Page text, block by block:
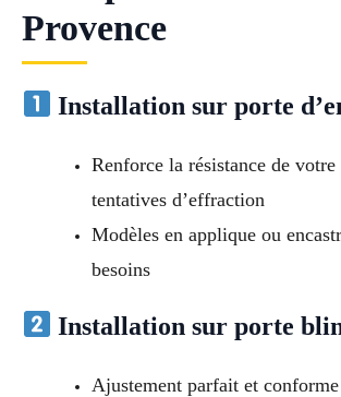
Provence
Installation sur porte
Renforce la résistance de
tentatives d’effraction
Modèles en applique ou
besoins
Installation sur porte
Ajustement parfait et